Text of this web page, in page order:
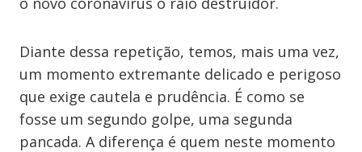
Diante dessa repetição, temos, mais uma vez,
um momento extremante delicado e perigoso
que exige cautela e prudência. É como se
fosse um segundo golpe, uma segunda
pancada. A diferença é quem neste momento